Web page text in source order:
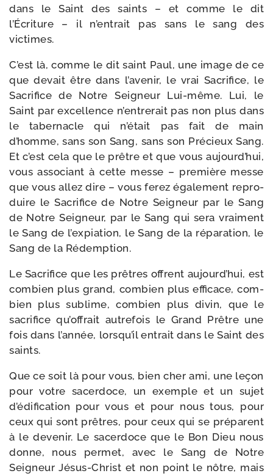
dans le Saint des saints – et comme le dit
l’Écriture – il n’entrait pas sans le sang des
victimes.
C’est là, comme le dit saint Paul, une image de ce
que devait être dans l’avenir, le vrai Sacrifice, le
Sacrifice de Notre Seigneur Lui-​même. Lui, le
Saint par excel­lence n’entrerait pas non plus dans
le taber­nacle qui n’était pas fait de main
d’homme, sans son Sang, sans son Précieux Sang.
Et c’est cela que le prêtre et que vous aujourd’hui,
vous asso­ciant à cette messe – pre­mière messe
que vous allez dire – vous ferez éga­le­ment repro­
duire le Sacrifice de Notre Seigneur par le Sang
de Notre Seigneur, par le Sang qui sera vrai­ment
le Sang de l’expiation, le Sang de la répa­ra­tion, le
Sang de la Rédemption.
Le Sacrifice que les prêtres offrent aujourd’hui, est
com­bien plus grand, com­bien plus effi­cace, com­
bien plus sublime, com­bien plus divin, que le
sacri­fice qu’offrait autre­fois le Grand Prêtre une
fois dans l’année, lorsqu’il entrait dans le Saint des
saints.
Que ce soit là pour vous, bien cher ami, une leçon
pour votre sacer­doce, un exemple et un sujet
d’édification pour vous et pour nous tous, pour
ceux qui sont prêtres, pour ceux qui se pré­parent
à le deve­nir. Le sacer­doce que le Bon Dieu nous
donne, nous per­met, avec le Sang de Notre
Seigneur Jésus-​Christ et non point le nôtre, mais